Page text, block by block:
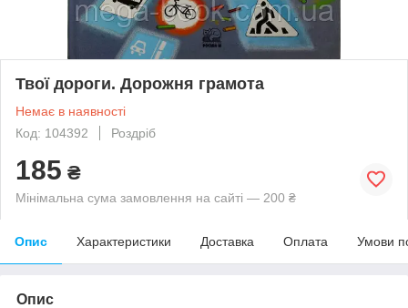
Твої дороги. Дорожня грамота
Немає в наявності
Код: 104392
Роздріб
185 ₴
Мінімальна сума замовлення на сайті — 200 ₴
Опис Характеристики Доставка Оплата Умови
Опис